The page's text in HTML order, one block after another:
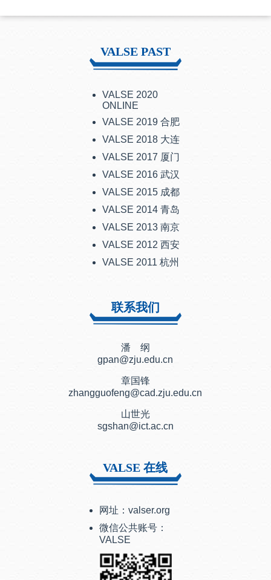
VALSE PAST
VALSE 2020
ONLINE
VALSE 2019 合肥
VALSE 2018 大连
VALSE 2017 厦门
VALSE 2016 武汉
VALSE 2015 成都
VALSE 2014 青岛
VALSE 2013 南京
VALSE 2012 西安
VALSE 2011 杭州
联系我们
潘 纲
gpan@zju.edu.cn
章国锋
zhangguofeng@cad.zju.edu.cn
山世光
sgshan@ict.ac.cn
VALSE 在线
网址：valser.org
微信公共账号：
VALSE